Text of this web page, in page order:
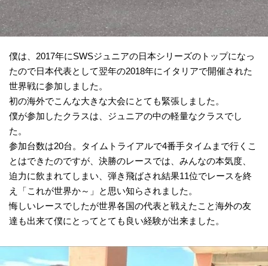
僕は、2017年にSWSジュニアの日本シリーズのトップになっ
たので日本代表として翌年の2018年にイタリアで開催された
世界戦に参加しました。
初の海外でこんな大きな大会にとても緊張しました。
僕が参加したクラスは、ジュニアの中の軽量なクラスでし
た。
参加台数は20台。タイムトライアルで4番手タイムまで行くこ
とはできたのですが、決勝のレースでは、みんなの本気度、
迫力に飲まれてしまい、弾き飛ばされ結果11位でレースを終
え「これが世界か～」と思い知らされました。
悔しいレースでしたが世界各国の代表と戦えたこと海外の友
達も出来て僕にとってとても良い経験が出来ました。